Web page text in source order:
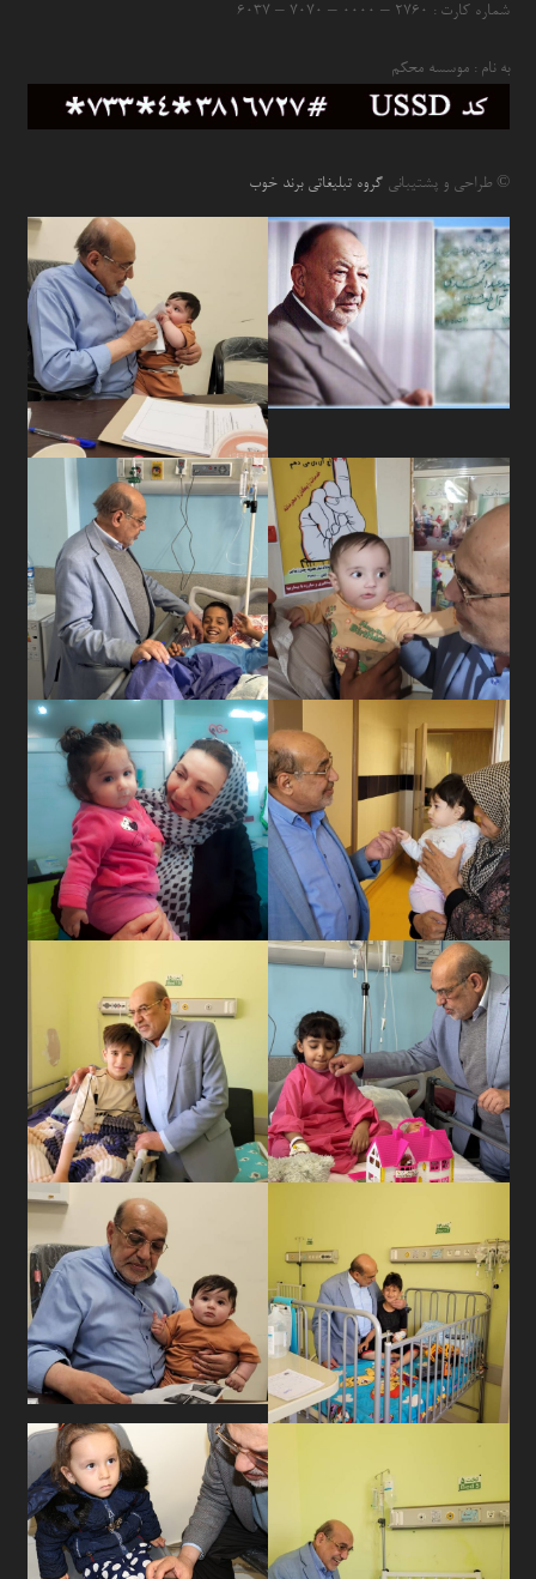
شماره کارت : ۲۷۶۰ – ۰۰۰۰ – ۷۰۷۰ – ۶۰۳۷
به نام : موسسه محکم
© طراحی و پشتیبانیگروه تبلیغاتی برند خوب